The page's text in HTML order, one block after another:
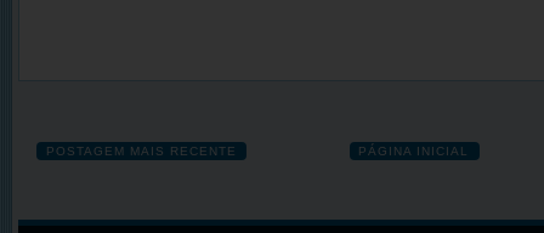
POSTAGEM MAIS RECENTE PÁGINA INICIAL